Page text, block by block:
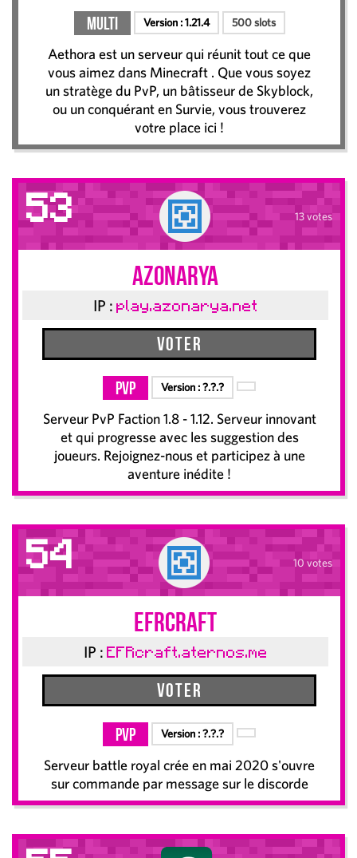
Multi Version :1.21.4 500 slots
Aethora est un serveur qui réunit tout ce que
vous aimez dans Minecraft . Que vous soyez
un stratège du PvP, un bâtisseur de Skyblock,
ou un conquérant en Survie, vous trouverez
votre place ici !
53 13 votes
Azonarya
IP : play.azonarya.net
Voter
PvP Version :?.?.?
Serveur PvP Faction 1.8 - 1.12. Serveur innovant
et qui progresse avec les suggestion des
joueurs. Rejoignez-nous et participez à une
aventure inédite !
54 10 votes
EFRcraft
IP : EFRcraft.aternos.me
Voter
PvP Version :?.?.?
Serveur battle royal crée en mai 2020 s'ouvre
sur commande par message sur le discorde